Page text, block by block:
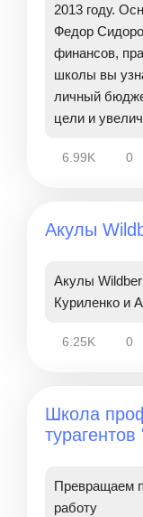
2013 году.
Федор
финансов,
школы вы
личный
цели и
6.99K 0
Акулы
Акулы
Куриленко и
6.25K 0
Школа
Превращаем
работу